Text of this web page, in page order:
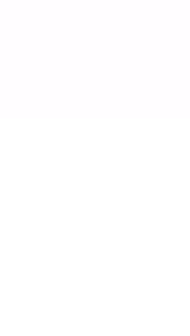
- Familien -